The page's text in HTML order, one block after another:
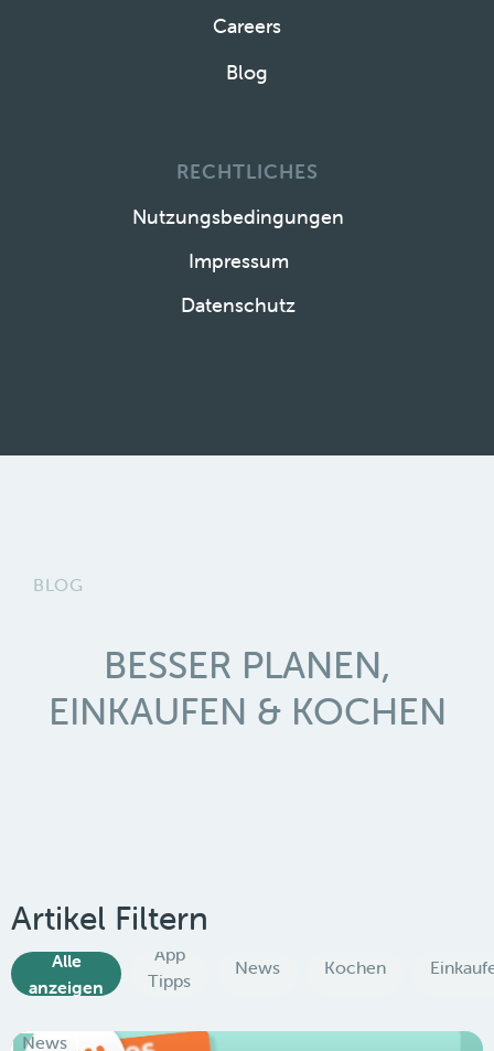
Careers
Blog
RECHTLICHES
Nutzungsbedingungen
Impressum
Datenschutz
BLOG
BESSER PLANEN,
EINKAUFEN & KOCHEN
Artikel Filtern
Alle
anzeigen
App
Tipps
News Kochen
News